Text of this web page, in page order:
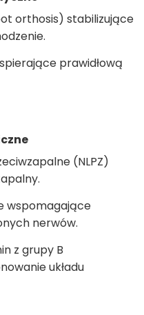
orthosis) stabilizujące
prawidłową
(NLPZ)
wspomagające
nerwów.
z grupy B
układu